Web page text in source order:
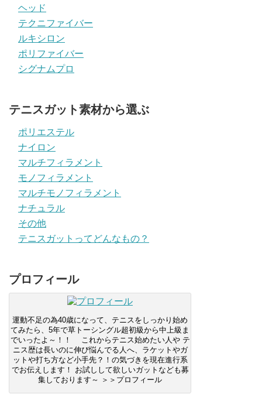
ヘッド
テクニファイバー
ルキシロン
ポリファイバー
シグナムプロ
テニスガット素材から選ぶ
ポリエステル
ナイロン
マルチフィラメント
モノフィラメント
マルチモノフィラメント
ナチュラル
その他
テニスガットってどんなもの？
プロフィール
運動不足の為40歳になって、テニスをしっかり始め
てみたら、5年で草トーシングル超初級から中上級ま
でいったよ～！！ これからテニス始めたい人や テ
ニス歴は長いのに伸び悩んでる人へ、ラケットやガ
ットや打ち方など小手先？！の気づきを現在進行系
でお伝えします！ お試しして欲しいガットなども募
集しております～ ＞＞プロフィール